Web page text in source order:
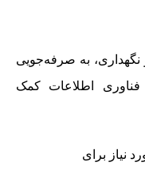
به صرفه‌جویی
فناوری اطلاعات کمک
نیاز برای